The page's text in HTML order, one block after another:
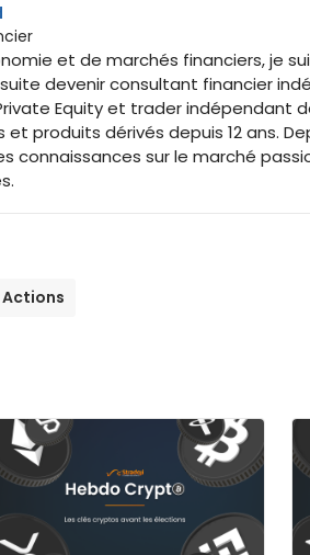
et de marchés financiers, je
devenir consultant financier
Equity et trader indépendant
produits dérivés depuis 12 ans.
connaissances sur le marché